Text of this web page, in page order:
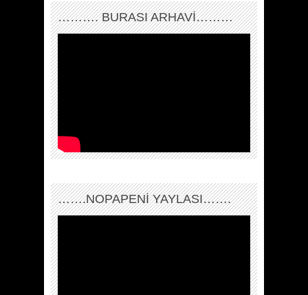
………. BURASI ARHAVİ………
…….NOPAPENİ YAYLASI…….